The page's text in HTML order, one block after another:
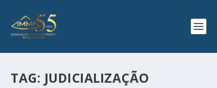
TAG: JUDICIALIZAÇÃO